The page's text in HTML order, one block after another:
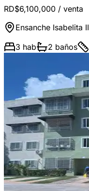
RD$6,100,000 / venta
Ensanche Isabelita II
3 hab 2 baños